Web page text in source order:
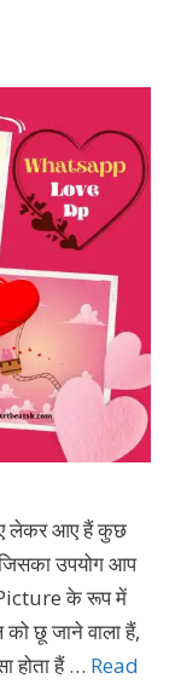
लेकर आए हैं कुछ
उपयोग आप
के रूप में
छू जाने वाला हैं,
होता हैं … Read